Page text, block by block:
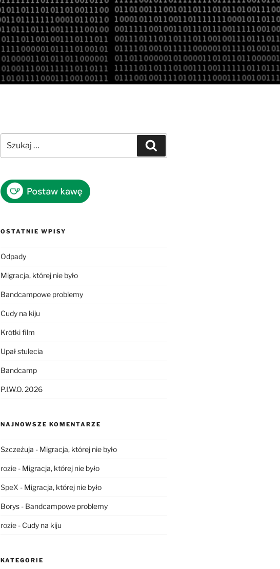
OSTATNIE WPISY
Odpady
Migracja, której nie było
Bandcampowe problemy
Cudy na kiju
Krótki film
Upał stulecia
Bandcamp
P.I.W.O. 2026
NAJNOWSZE KOMENTARZE
Szczeżuja - Migracja, której nie było
rozie- Migracja, której nie było
SpeX - Migracja, której nie było
Borys- Bandcampowe problemy
rozie- Cudy na kiju
KATEGORIE